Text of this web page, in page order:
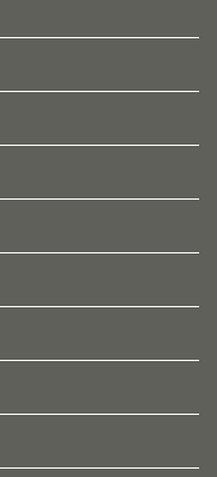
マ集まれ！につ
マ集まれ！につ